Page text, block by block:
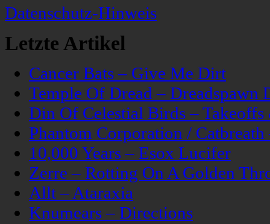
Datenschutz-Hinweis
Letzte Artikel
Cancer Bats – Give Me Dirt
Temple Of Dread – Dreadspawn
Din Of Celestial Birds –
Phantom Corporation /
10,000 Years – Esox Lucifer
Zerre – Rotting On A Golden
Allt – Ataraxia
Knumears – Directions